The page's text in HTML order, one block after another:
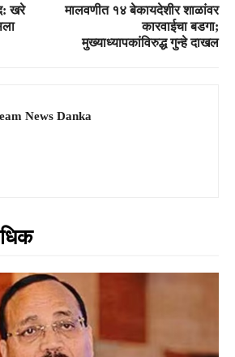
खरे
मालवणीत १४ बेकायदेशीर शाळांवर
कारवाईचा बडगा;
मुख्याध्यापकांविरुद्ध गुन्हे दाखल
News Danka